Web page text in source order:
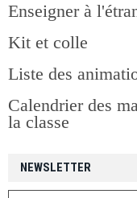
NEWSLETTER
Enseigner à
Kit et colle
Liste des
Calendrier des
la classe